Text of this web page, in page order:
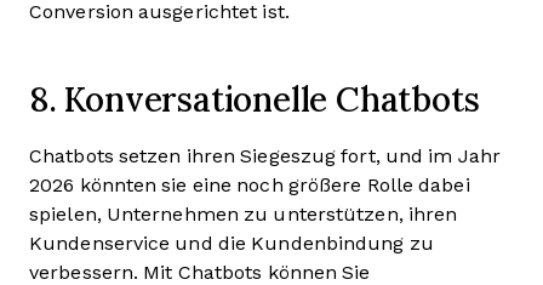
Conversion ausgerichtet ist.
8. Konversationelle Chatbots
Chatbots setzen ihren Siegeszug fort, und im Jahr
2026 könnten sie eine noch größere Rolle dabei
spielen, Unternehmen zu unterstützen, ihren
Kundenservice und die Kundenbindung zu
verbessern. Mit Chatbots können Sie